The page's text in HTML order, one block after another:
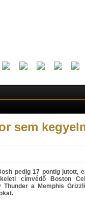
sem
pedig 17 pontig jutott,
címvédő Boston
Thunder a Memphis